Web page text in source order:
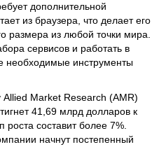
дополнительной
из браузера, что делает его
размера из любой точки мира.
сервисов и работать в
необходимые инструменты
Allied Market Research (AMR)
41,69 млрд долларов к
роста составит более 7%.
начнут постепенный